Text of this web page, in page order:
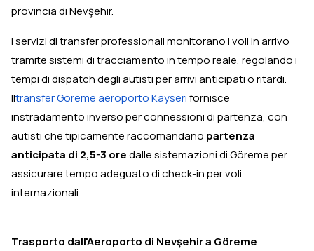
provincia di Nevşehir.
I servizi di transfer professionali monitorano i voli in arrivo
tramite sistemi di tracciamento in tempo reale, regolando i
tempi di dispatch degli autisti per arrivi anticipati o ritardi.
Iltransfer Göreme aeroporto Kayserifornisce
instradamento inverso per connessioni di partenza, con
autisti che tipicamente raccomandano partenza
anticipata di 2,5-3 oredalle sistemazioni di Göreme per
assicurare tempo adeguato di check-in per voli
internazionali.
Trasporto dall'Aeroporto di Nevşehir a Göreme